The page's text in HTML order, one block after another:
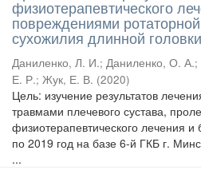
физиотерапевтического
повреждениями
сухожилия длинной
Даниленко, Л. И.; Даниленко, О. А.;
Е. Р.; Жук, Е. В. (2020)
Цель: изучение результатов
травмами плечевого сустава,
физиотерапевтического лечения и
по 2019 год на базе 6-й ГКБ г.
...